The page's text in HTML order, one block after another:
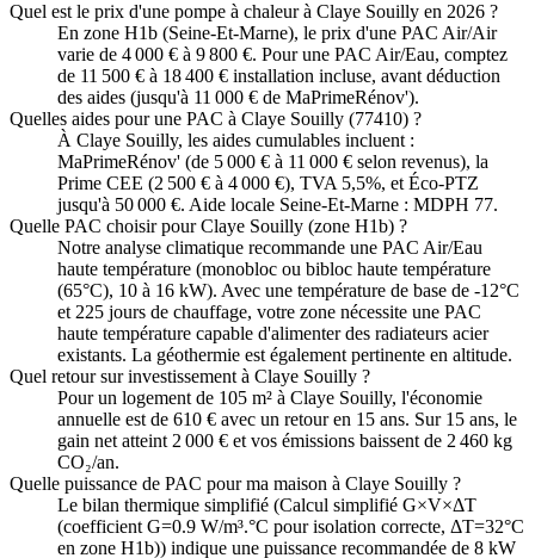
Quel est le prix d'une pompe à chaleur à Claye Souilly en 2026 ?
En zone H1b (Seine-Et-Marne), le prix d'une PAC Air/Air
varie de 4 000 € à 9 800 €. Pour une PAC Air/Eau, comptez
de 11 500 € à 18 400 € installation incluse, avant déduction
des aides (jusqu'à 11 000 € de MaPrimeRénov').
Quelles aides pour une PAC à Claye Souilly (77410) ?
À Claye Souilly, les aides cumulables incluent :
MaPrimeRénov' (de 5 000 € à 11 000 € selon revenus), la
Prime CEE (2 500 € à 4 000 €), TVA 5,5%, et Éco-PTZ
jusqu'à 50 000 €. Aide locale Seine-Et-Marne : MDPH 77.
Quelle PAC choisir pour Claye Souilly (zone H1b) ?
Notre analyse climatique recommande une PAC Air/Eau
haute température (monobloc ou bibloc haute température
(65°C), 10 à 16 kW). Avec une température de base de -12°C
et 225 jours de chauffage, votre zone nécessite une PAC
haute température capable d'alimenter des radiateurs acier
existants. La géothermie est également pertinente en altitude.
Quel retour sur investissement à Claye Souilly ?
Pour un logement de 105 m² à Claye Souilly, l'économie
annuelle est de 610 € avec un retour en 15 ans. Sur 15 ans, le
gain net atteint 2 000 € et vos émissions baissent de 2 460 kg
CO₂/an.
Quelle puissance de PAC pour ma maison à Claye Souilly ?
Le bilan thermique simplifié (Calcul simplifié G×V×ΔT
(coefficient G=0.9 W/m³.°C pour isolation correcte, ΔT=32°C
en zone H1b)) indique une puissance recommandée de 8 kW